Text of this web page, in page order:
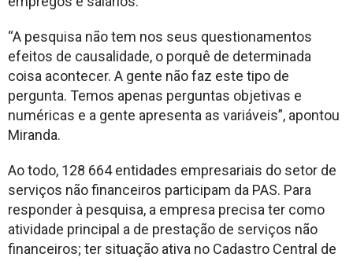
“A pesquisa não tem nos seus questionamentos
efeitos de causalidade, o porquê de determinada
coisa acontecer. A gente não faz este tipo de
pergunta. Temos apenas perguntas objetivas e
numéricas e a gente apresenta as variáveis”, apontou
Miranda.
Ao todo, 128 664 entidades empresariais do setor de
serviços não financeiros participam da PAS. Para
responder à pesquisa, a empresa precisa ter como
atividade principal a de prestação de serviços não
financeiros; ter situação ativa no Cadastro Central de